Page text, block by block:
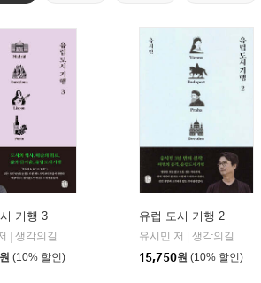
기행 3
생각의길
원 (10% 할인)
유럽 도시 기행 2
유시민 저
생각의길
15,750원 (10% 할인)